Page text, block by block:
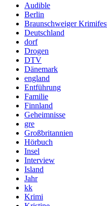
Audible
Berlin
Braunschweiger
Deutschland
dorf
Drogen
DTV
Dänemark
england
Entführung
Familie
Finnland
Geheimnisse
gre
Großbritannien
Hörbuch
Insel
Interview
Island
Jahr
kk
Krimi